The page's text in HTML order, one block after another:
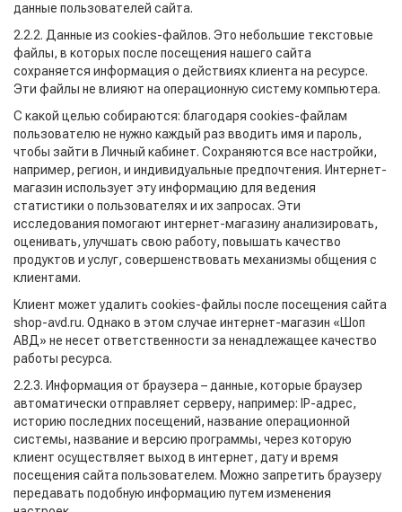
данные пользователей сайта.
2.2.2. Данные из cookies-файлов. Это небольшие текстовые
файлы, в которых после посещения нашего сайта
сохраняется информация о действиях клиента на ресурсе.
Эти файлы не влияют на операционную систему компьютера.
С какой целью собираются: благодаря cookies-файлам
пользователю не нужно каждый раз вводить имя и пароль,
чтобы зайти в Личный кабинет. Сохраняются все настройки,
например, регион, и индивидуальные предпочтения. Интернет-
магазин использует эту информацию для ведения
статистики о пользователях и их запросах. Эти
исследования помогают интернет-магазину анализировать,
оценивать, улучшать свою работу, повышать качество
продуктов и услуг, совершенствовать механизмы общения с
клиентами.
Клиент может удалить cookies-файлы после посещения сайта
shop-avd.ru. Однако в этом случае интернет-магазин «Шоп
АВД» не несет ответственности за ненадлежащее качество
работы ресурса.
2.2.3. Информация от браузера – данные, которые браузер
автоматически отправляет серверу, например: IP-адрес,
историю последних посещений, название операционной
системы, название и версию программы, через которую
клиент осуществляет выход в интернет, дату и время
посещения сайта пользователем. Можно запретить браузеру
передавать подобную информацию путем изменения